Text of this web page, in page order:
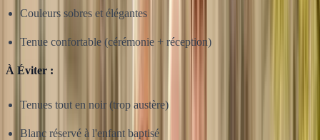
Couleurs sobres et élégantes
Tenue confortable (cérémonie + réception)
À Éviter :
Tenues tout en noir (trop austère)
Blanc réservé à l'enfant baptisé